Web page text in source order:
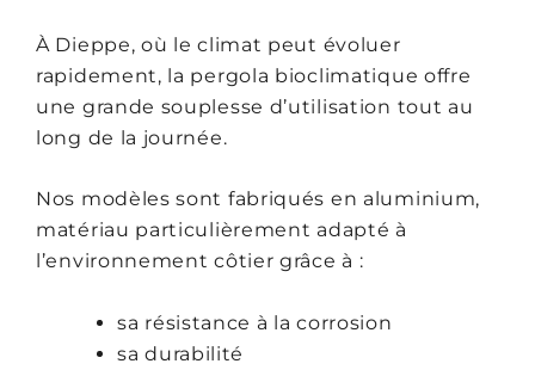
À Dieppe, où le climat peut évoluer
rapidement, la pergola bioclimatique offre
une grande souplesse d’utilisation tout au
long de la journée.
Nos modèles sont fabriqués en aluminium,
matériau particulièrement adapté à
l’environnement côtier grâce à :
sa résistance à la corrosion
sa durabilité